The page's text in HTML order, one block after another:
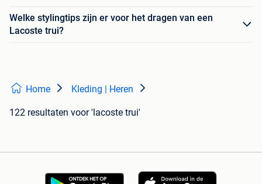
Welke stylingtips zijn er voor het dragen van een
Lacoste trui?
Home Kleding | Heren
122 resultaten voor 'lacoste trui'